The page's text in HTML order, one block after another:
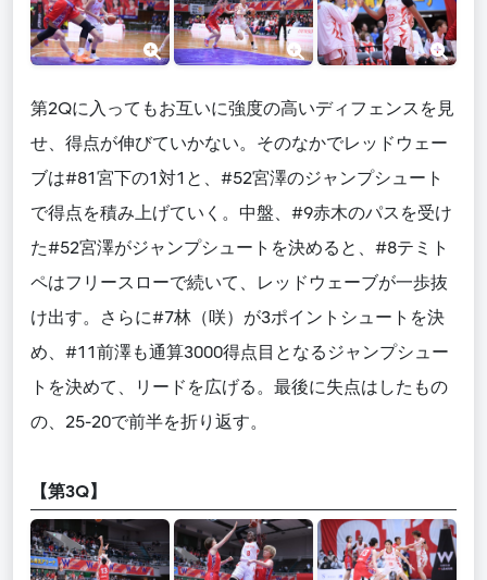
第2Qに入ってもお互いに強度の高いディフェンスを見
せ、得点が伸びていかない。そのなかでレッドウェー
ブは#81宮下の1対1と、#52宮澤のジャンプシュート
で得点を積み上げていく。中盤、#9赤木のパスを受け
た#52宮澤がジャンプシュートを決めると、#8テミト
ペはフリースローで続いて、レッドウェーブが一歩抜
け出す。さらに#7林（咲）が3ポイントシュートを決
め、#11前澤も通算3000得点目となるジャンプシュー
トを決めて、リードを広げる。最後に失点はしたもの
の、25-20で前半を折り返す。
【第3Q】